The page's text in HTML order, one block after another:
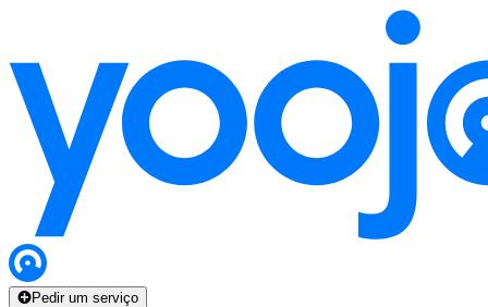
Pedir um serviço